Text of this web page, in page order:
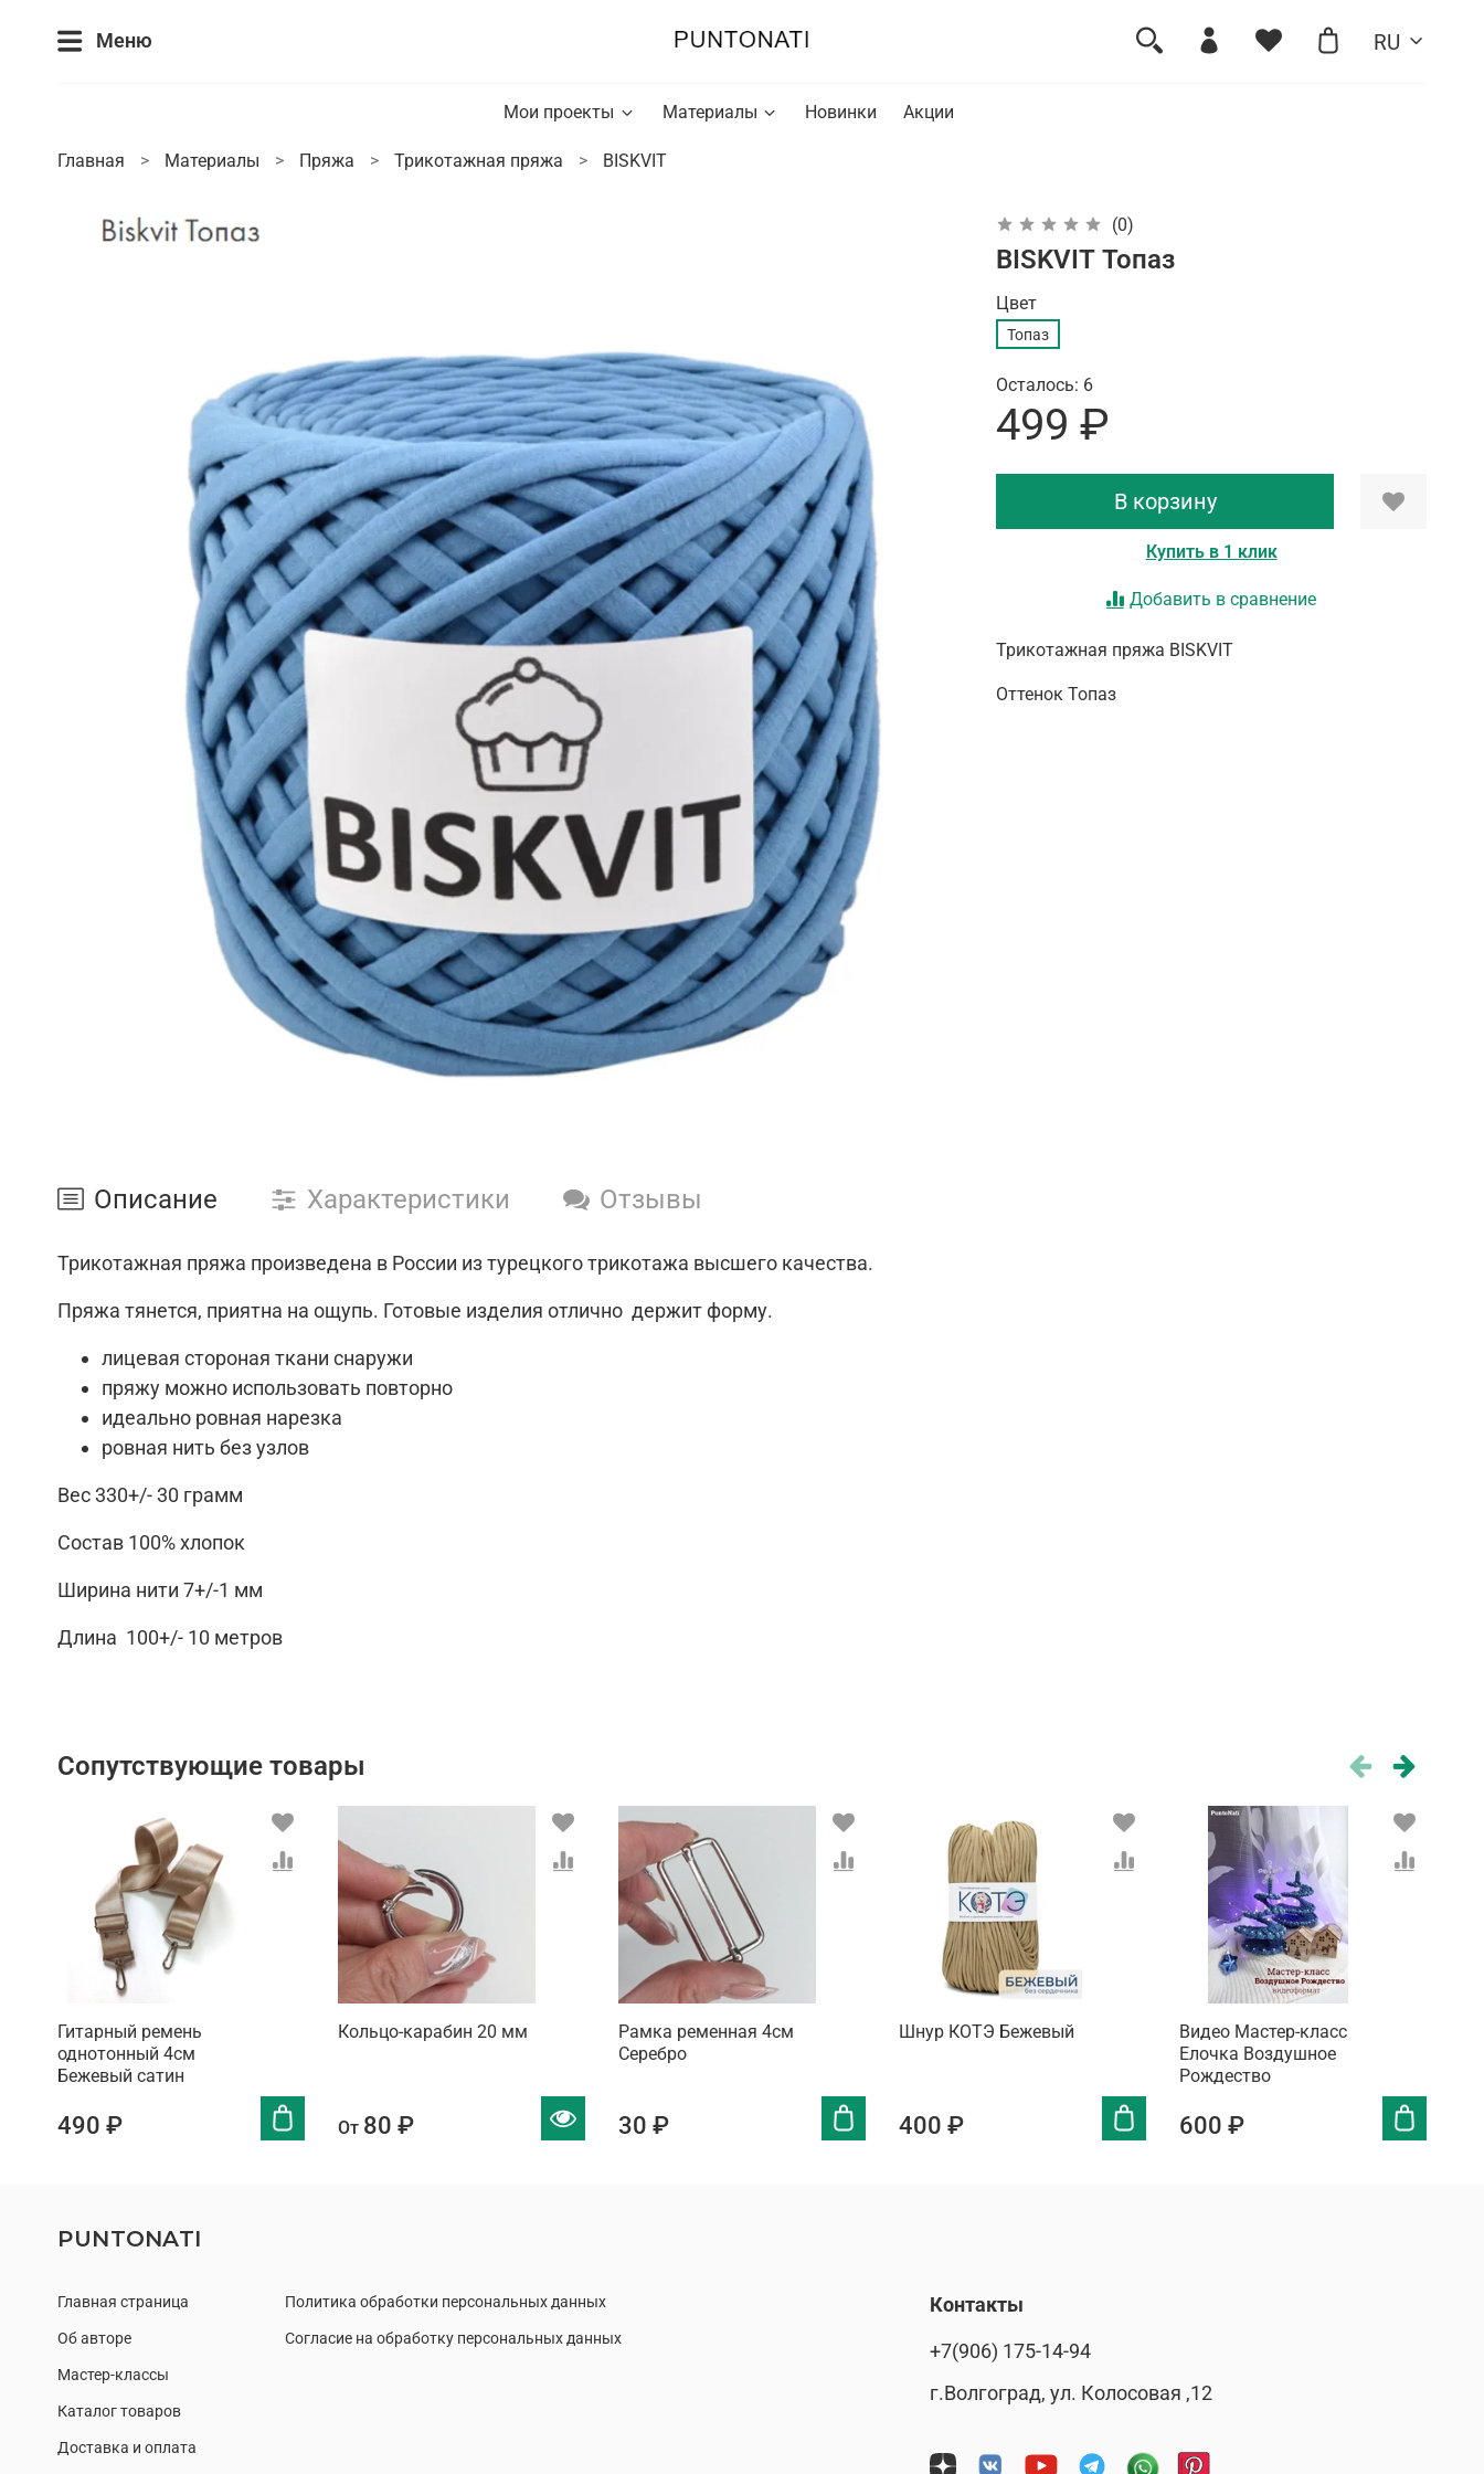
Меню RU
Мои проекты Материалы Новинки Акции
Главная Материалы Пряжа Трикотажная пряжа BISKVIT
(0)
BISKVIT Топаз
Цвет
Топаз
Осталось: 6
499 ₽
В корзину
Купить в 1 клик
Добавить в сравнение
Трикотажная пряжа BISKVIT
Оттенок Топаз
Описание Характеристики Отзывы
Трикотажная пряжа произведена в России из турецкого трикотажа высшего качества.
Пряжа тянется, приятна на ощупь. Готовые изделия отлично держит форму.
лицевая стороная ткани снаружи
пряжу можно использовать повторно
идеально ровная нарезка
ровная нить без узлов
Вес 330+/- 30 грамм
Состав 100% хлопок
Ширина нити 7+/-1 мм
Длина 100+/- 10 метров
Сопутствующие товары
Гитарный ремень
однотонный 4см
Бежевый сатин
490 ₽
Кольцо-карабин 20 мм
От 80 ₽
Рамка ременная 4см
Серебро
30 ₽
Шнур КОТЭ Бежевый
400 ₽
Видео Мастер-класс
Елочка Воздушное
Рождество
600 ₽
PUNTONATI
Главная страница
Об авторе
Мастер-классы
Каталог товаров
Доставка и оплата
Политика обработки персональных данных
Согласие на обработку персональных данных
Контакты
+7(906) 175-14-94
г.Волгоград, ул. Колосовая ,12